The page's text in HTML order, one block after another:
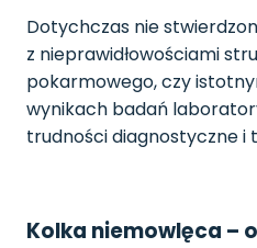
Dotychczas nie
z nieprawidłowościami
pokarmowego, czy
wynikach badań
trudności diagnostyczne i
Kolka niemowlęca –